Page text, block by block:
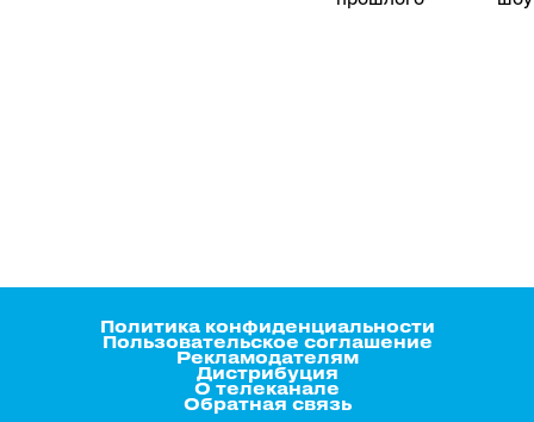
Политика конфиденциальности
Пользовательское соглашение
Рекламодателям
Дистрибуция
О телеканале
Обратная связь